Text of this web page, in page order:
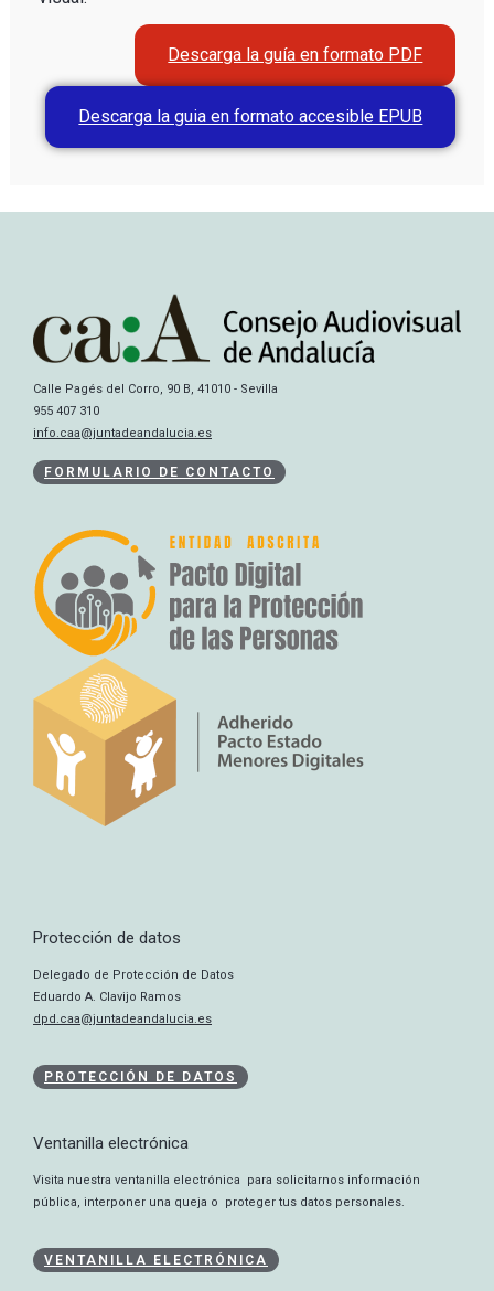
Descarga la guía en formato PDF
Descarga la guia en formato accesible EPUB
Calle Pagés del Corro, 90 B, 41010 - Sevilla
955 407 310
info.caa@juntadeandalucia.es
FORMULARIO DE CONTACTO
Protección de datos
Delegado de Protección de Datos
Eduardo A. Clavijo Ramos
dpd.caa@juntadeandalucia.es
PROTECCIÓN DE DATOS
Ventanilla electrónica
Visita nuestra ventanilla electrónica para solicitarnos información
pública, interponer una queja o proteger tus datos personales.
VENTANILLA ELECTRÓNICA